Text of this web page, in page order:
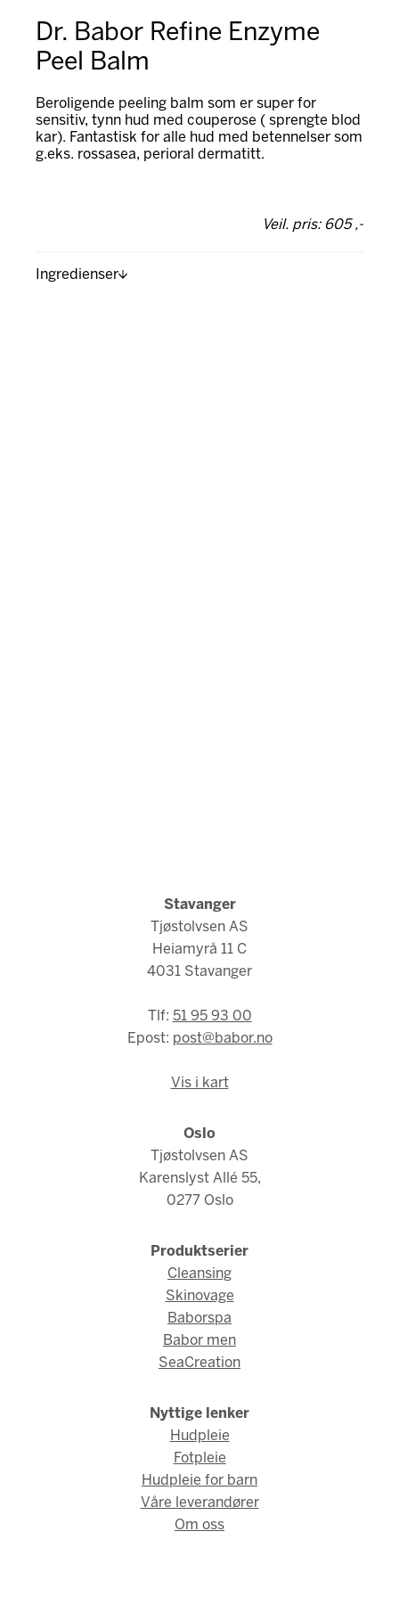
Dr. Babor Refine Enzyme
Peel Balm
Beroligende peeling balm som er super for
sensitiv, tynn hud med couperose ( sprengte blod
kar). Fantastisk for alle hud med betennelser som
g.eks. rossasea, perioral dermatitt.
Veil. pris: 605 ,-
Ingredienser
Stavanger
Tjøstolvsen AS
Heiamyrå 11 C
4031 Stavanger
Tlf: 51 95 93 00
Epost: post@babor.no
Vis i kart
Oslo
Tjøstolvsen AS
Karenslyst Allé 55,
0277 Oslo
Produktserier
Cleansing
Skinovage
Baborspa
Babor men
SeaCreation
Nyttige lenker
Hudpleie
Fotpleie
Hudpleie for barn
Våre leverandører
Om oss